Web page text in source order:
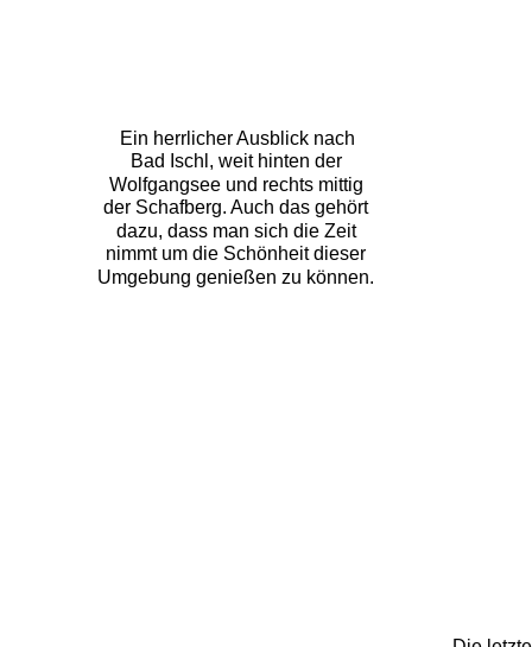
Ein herrlicher Ausblick nach
Bad Ischl, weit hinten der
Wolfgangsee und rechts mittig
der Schafberg. Auch das gehört
dazu, dass man sich die Zeit
nimmt um die Schönheit dieser
Umgebung genießen zu können.